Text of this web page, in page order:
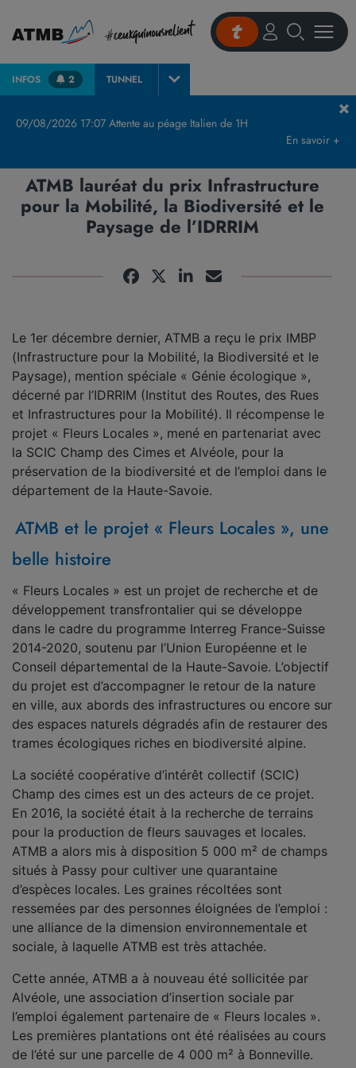
INFOS 2 TUNNEL
09/08/2026 17:07 Attente au péage Italien de 1H
En savoir +
ATMB lauréat du prix Infrastructure
pour la Mobilité, la Biodiversité et le
Paysage de l’IDRRIM
Le 1er décembre dernier, ATMB a reçu le prix IMBP
(Infrastructure pour la Mobilité, la Biodiversité et le
Paysage), mention spéciale « Génie écologique »,
décerné par l’IDRRIM (Institut des Routes, des Rues
et Infrastructures pour la Mobilité). Il récompense le
projet « Fleurs Locales », mené en partenariat avec
la SCIC Champ des Cimes et Alvéole, pour la
préservation de la biodiversité et de l’emploi dans le
département de la Haute-Savoie.
ATMB et le projet « Fleurs Locales », une
belle histoire
« Fleurs Locales » est un projet de recherche et de
développement transfrontalier qui se développe
dans le cadre du programme Interreg France-Suisse
2014-2020, soutenu par l’Union Européenne et le
Conseil départemental de la Haute-Savoie. L’objectif
du projet est d’accompagner le retour de la nature
en ville, aux abords des infrastructures ou encore sur
des espaces naturels dégradés afin de restaurer des
trames écologiques riches en biodiversité alpine.
La société coopérative d’intérêt collectif (SCIC)
Champ des cimes est un des acteurs de ce projet.
En 2016, la société était à la recherche de terrains
pour la production de fleurs sauvages et locales.
ATMB a alors mis à disposition 5 000 m² de champs
situés à Passy pour cultiver une quarantaine
d’espèces locales. Les graines récoltées sont
ressemées par des personnes éloignées de l’emploi :
une alliance de la dimension environnementale et
sociale, à laquelle ATMB est très attachée.
Cette année, ATMB a à nouveau été sollicitée par
Alvéole, une association d’insertion sociale par
l’emploi également partenaire de « Fleurs locales ».
Les premières plantations ont été réalisées au cours
de l’été sur une parcelle de 4 000 m² à Bonneville.